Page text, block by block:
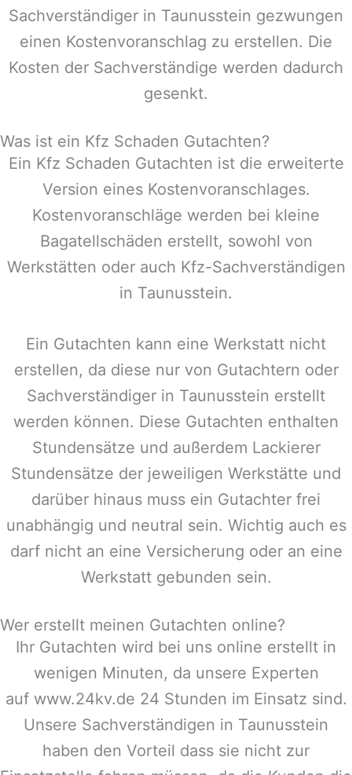
Sachverständiger in Taunusstein gezwungen
einen Kostenvoranschlag zu erstellen. Die
Kosten der Sachverständige werden dadurch
gesenkt.
Was ist ein Kfz Schaden Gutachten?
Ein Kfz Schaden Gutachten ist die erweiterte
Version eines Kostenvoranschlages.
Kostenvoranschläge werden bei kleine
Bagatellschäden erstellt, sowohl von
Werkstätten oder auch Kfz-Sachverständigen
in Taunusstein.
Ein Gutachten kann eine Werkstatt nicht
erstellen, da diese nur von Gutachtern oder
Sachverständiger in Taunusstein erstellt
werden können. Diese Gutachten enthalten
Stundensätze und außerdem Lackierer
Stundensätze der jeweiligen Werkstätte und
darüber hinaus muss ein Gutachter frei
unabhängig und neutral sein. Wichtig auch es
darf nicht an eine Versicherung oder an eine
Werkstatt gebunden sein.
Wer erstellt meinen Gutachten online?
Ihr Gutachten wird bei uns online erstellt in
wenigen Minuten, da unsere Experten
auf www.24kv.de 24 Stunden im Einsatz sind.
Unsere Sachverständigen in Taunusstein
haben den Vorteil dass sie nicht zur